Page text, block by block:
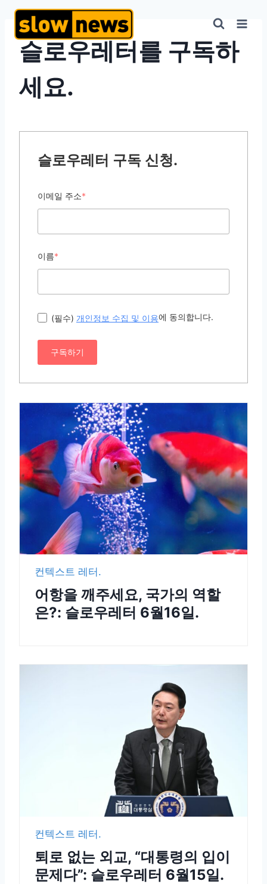
슬로우레터를 구독하
세요.
슬로우레터 구독 신청.
이메일 주소*
이름*
(필수) 개인정보 수집 및 이용에 동의합니다.
구독하기
컨텍스트 레터.
어항을 깨주세요, 국가의 역할
은?: 슬로우레터 6월16일.
컨텍스트 레터.
퇴로 없는 외교, “대통령의 입이
문제다”: 슬로우레터 6월15일.